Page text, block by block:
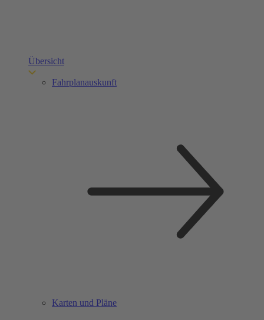
Übersicht
Fahrplanauskunft
Karten und Pläne